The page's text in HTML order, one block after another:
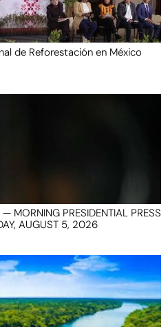
de Reforestación en México
MORNING PRESIDENTIAL PRESS
AUGUST 5, 2026